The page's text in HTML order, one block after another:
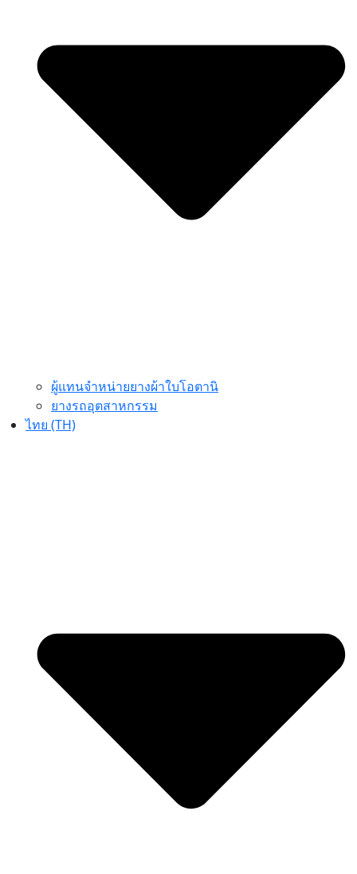
ผู้แทนจำหน่ายยางผ้าใบโอตานิ
ยางรถอุตสาหกรรม
ไทย (TH)